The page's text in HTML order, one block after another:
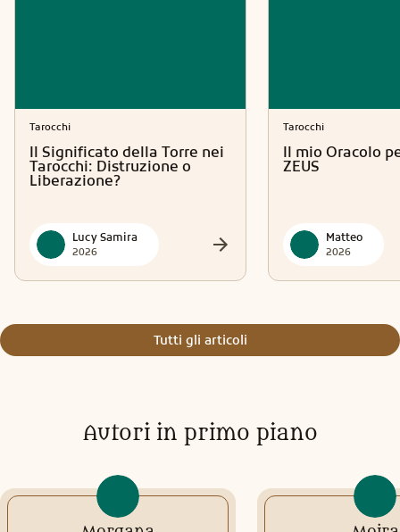
Tarocchi
Il Significato della Torre nei
Tarocchi: Distruzione o
Liberazione?
Lucy Samira
2026
Tarocchi
Il mio Oracolo
ZEUS
Matteo
2026
Tutti gli articoli
Autori in primo piano